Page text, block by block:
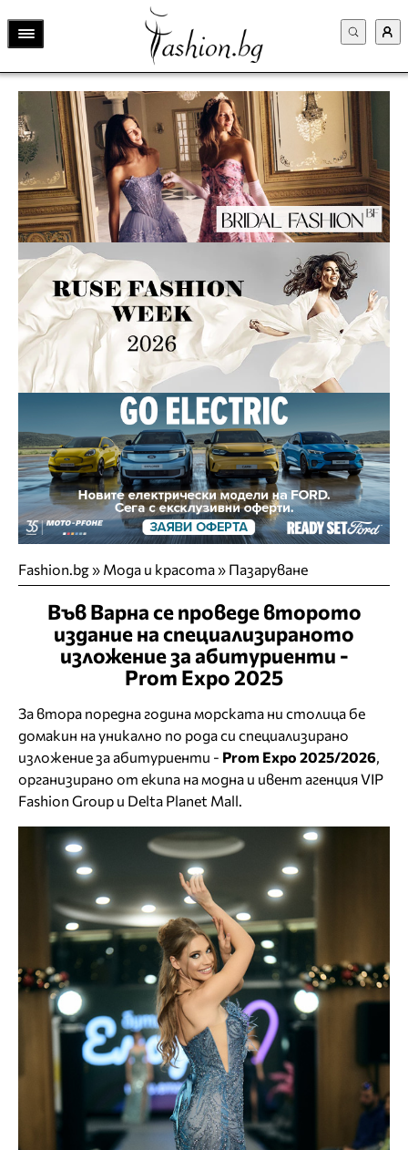
Fashion.bg» Мода и красота» Пазаруване
Във Варна се проведе второто
издание на специализираното
изложение за абитуриенти -
Prom Expo 2025
За втора поредна година морската ни столица бе
домакин на уникално по рода си специализирано
изложение за абитуриенти - Prom Expo 2025/2026,
организирано от екипа на модна и ивент агенция VIP
Fashion Group и Delta Planet Mall.